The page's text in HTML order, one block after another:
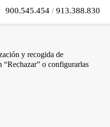
900.545.454 /913.388.830
ONLINE
y recogida de
“Rechazar” o configurarlas